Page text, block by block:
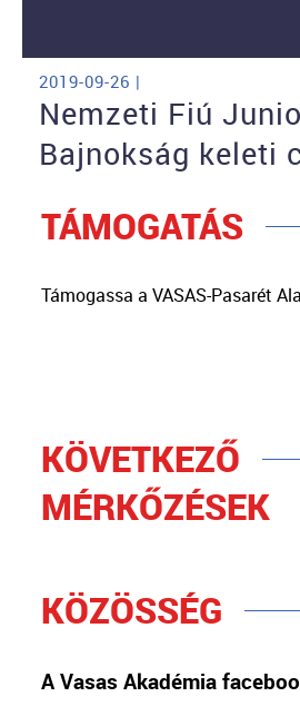
2019-09-26 |
Nemzeti Fiú
Bajnokság keleti
TÁMOGATÁS
Támogassa a VASAS-Pasarét
KÖVETKEZŐ
MÉRKŐZÉSEK
KÖZÖSSÉG
A Vasas Akadémia